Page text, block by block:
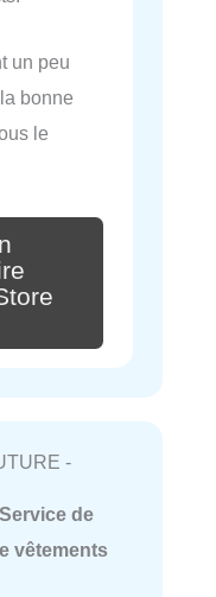
un peu
bonne
le
-
Service de
vêtements